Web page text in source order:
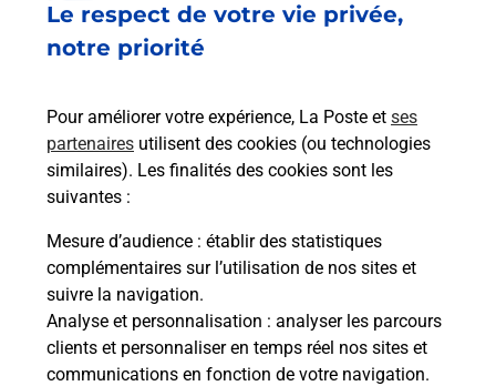
Le respect de votre vie privée,
notre priorité
Pour améliorer votre expérience, La Poste et ses
partenaires utilisent des cookies (ou technologies
similaires). Les finalités des cookies sont les
suivantes :
Mesure d’audience : établir des statistiques
complémentaires sur l’utilisation de nos sites et
suivre la navigation.
Analyse et personnalisation : analyser les parcours
clients et personnaliser en temps réel nos sites et
communications en fonction de votre navigation.
Questions fréquemment
posées
La téléassistance classique avec
médaillon d’alarme qu’est ce que
c’est ?
Comment fonctionne la
téléassistance classique ?